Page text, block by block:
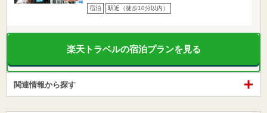
宿泊 駅近（徒歩10分以内）
楽天トラベルの宿泊プランを見る
関連情報から探す